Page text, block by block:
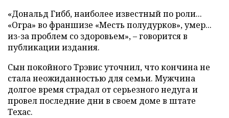
«Дональд Гибб, наиболее известный по роли...
«Огра» во франшизе «Месть полудурков», умер...
из-за проблем со здоровьем», – говорится в
публикации издания.
Сын покойного Трэвис уточнил, что кончина не
стала неожиданностью для семьи. Мужчина
долгое время страдал от серьезного недуга и
провел последние дни в своем доме в штате
Техас.